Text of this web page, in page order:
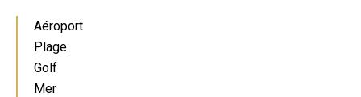
Aéroport
Plage
Golf
Mer